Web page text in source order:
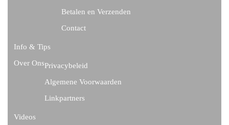
Betalen en Verzenden
Contact
Info & Tips
Over OnsPrivacybeleid
Algemene Voorwaarden
Linkpartners
Videos